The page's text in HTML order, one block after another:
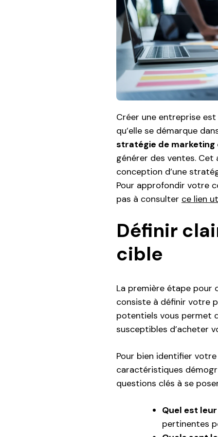
Créer une entreprise
qu’elle se démarque
stratégie de
générer des ventes.
conception d’une
Pour approfondir votre
pas à consulter ce lien
Définir
cible
La première étape pour
consiste à définir votre
potentiels vous permet
susceptibles d’acheter
Pour bien identifier
caractéristiques
questions clés à se
Quel est
pertinentes